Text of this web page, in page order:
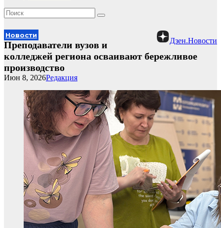
Дзен.Новости
Новости
Преподаватели вузов и
колледжей региона осваивают бережливое
производство
Редакция
Июн 8, 2026